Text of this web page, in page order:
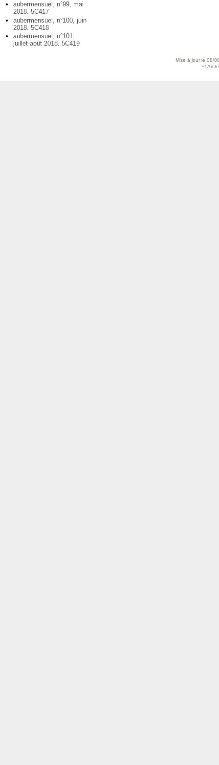
aubermensuel, n°99, mai
2018. 5C417
aubermensuel, n°100, juin
2018. 5C418
aubermensuel, n°101,
juillet-août 2018. 5C419
Mise à jour le 08/
©